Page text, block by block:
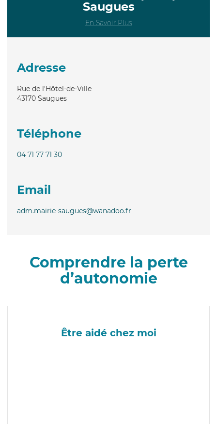
Saugues
En Savoir Plus
Adresse
Rue de l'Hôtel-de-Ville
43170 Saugues
Téléphone
04 71 77 71 30
Email
adm.mairie-saugues@wanadoo.fr
Comprendre la perte
d’autonomie
Être aidé chez moi